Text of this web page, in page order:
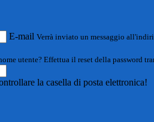
E-mail Verrà inviato un messaggio
utente? Effettua il reset della password
la casella di posta elettronica!